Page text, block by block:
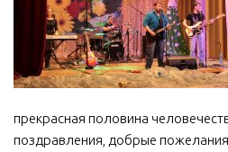
Отчеты о деятельности
Учреждения культуры
МБУ Дом культуры «Молодость»
МБУ Дом культуры «Октябрь»
МБОУ ДО «Детская школа
прекрасная половина
поздравления, добрые